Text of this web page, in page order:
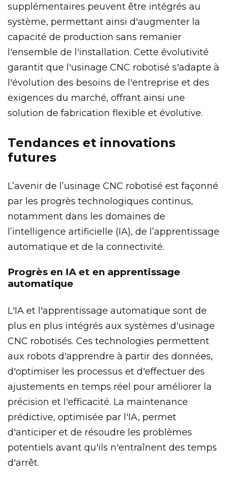
supplémentaires peuvent être intégrés au
système, permettant ainsi d'augmenter la
capacité de production sans remanier
l'ensemble de l'installation. Cette évolutivité
garantit que l'usinage CNC robotisé s'adapte à
l'évolution des besoins de l'entreprise et des
exigences du marché, offrant ainsi une
solution de fabrication flexible et évolutive.
Tendances et innovations
futures
L’avenir de l’usinage CNC robotisé est façonné
par les progrès technologiques continus,
notamment dans les domaines de
l’intelligence artificielle (IA), de l’apprentissage
automatique et de la connectivité.
Progrès en IA et en apprentissage
automatique
L'IA et l'apprentissage automatique sont de
plus en plus intégrés aux systèmes d'usinage
CNC robotisés. Ces technologies permettent
aux robots d'apprendre à partir des données,
d'optimiser les processus et d'effectuer des
ajustements en temps réel pour améliorer la
précision et l'efficacité. La maintenance
prédictive, optimisée par l'IA, permet
d'anticiper et de résoudre les problèmes
potentiels avant qu'ils n'entraînent des temps
d'arrêt.